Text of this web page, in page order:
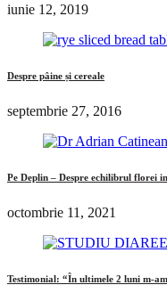
iunie 12, 2019
Despre pâine și cereale
septembrie 27, 2016
Pe Deplin – Despre echilibrul florei
octombrie 11, 2021
Testimonial: “În ultimele 2 luni m-